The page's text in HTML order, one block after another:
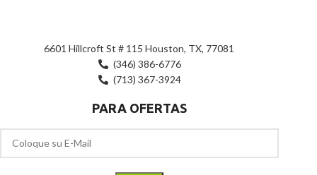
6601 Hillcroft St # 115 Houston, TX, 77081
(346) 386-6776
(713) 367-3924
PARA OFERTAS